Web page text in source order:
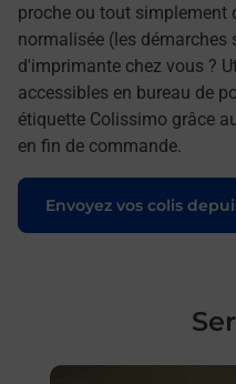
proche ou tout simplement
normalisée (les démarches
d'imprimante chez vous ?
accessibles en bureau de
étiquette Colissimo grâce
en fin de commande.
Envoyez vos colis
Le lien s'ouvre dans un
En savoir plus